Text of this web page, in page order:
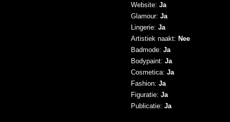
Website: Ja
Glamour: Ja
Lingerie: Ja
Artistiek naakt: Nee
Badmode: Ja
Bodypaint: Ja
Cosmetica: Ja
Fashion: Ja
Figuratie: Ja
Publicatie: Ja